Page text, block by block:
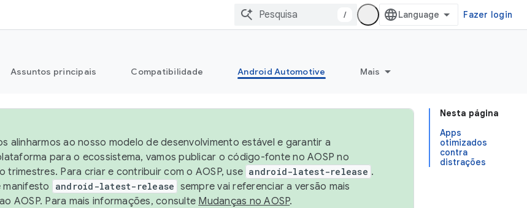
/ Fazer login
Assuntos principais Compatibilidade Android Automotive Mais
Nesta página
Apps
otimizados
contra
distrações
alinharmos ao nosso modelo de desenvolvimento estável e garantir a
para o ecossistema, vamos publicar o código-fonte no AOSP no
trimestres. Para criar e contribuir com o AOSP, use android-latest-release .
manifesto
android-latest-release sempre vai referenciar a versão mais
AOSP. Para mais informações, consulte Mudanças no AOSP.